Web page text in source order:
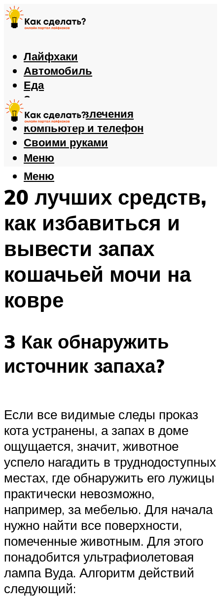
Лайфхаки
Автомобиль
Еда
Здоровье
Игры и развлечения
Компьютер и телефон
Своими руками
Меню
Меню
20 лучших средств,
как избавиться и
вывести запах
кошачьей мочи на
ковре
3 Как обнаружить
источник запаха?
Если все видимые следы проказ
кота устранены, а запах в доме
ощущается, значит, животное
успело нагадить в труднодоступных
местах, где обнаружить его лужицы
практически невозможно,
например, за мебелью. Для начала
нужно найти все поверхности,
помеченные животным. Для этого
понадобится ультрафиолетовая
лампа Вуда. Алгоритм действий
следующий: